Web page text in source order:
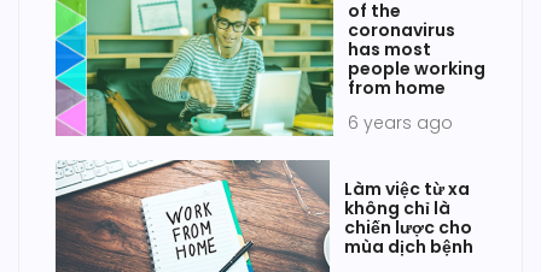
of the
coronavirus
has most
people working
from home
6 years ago
Làm việc từ xa
không chỉ là
chiến lược cho
mùa dịch bệnh